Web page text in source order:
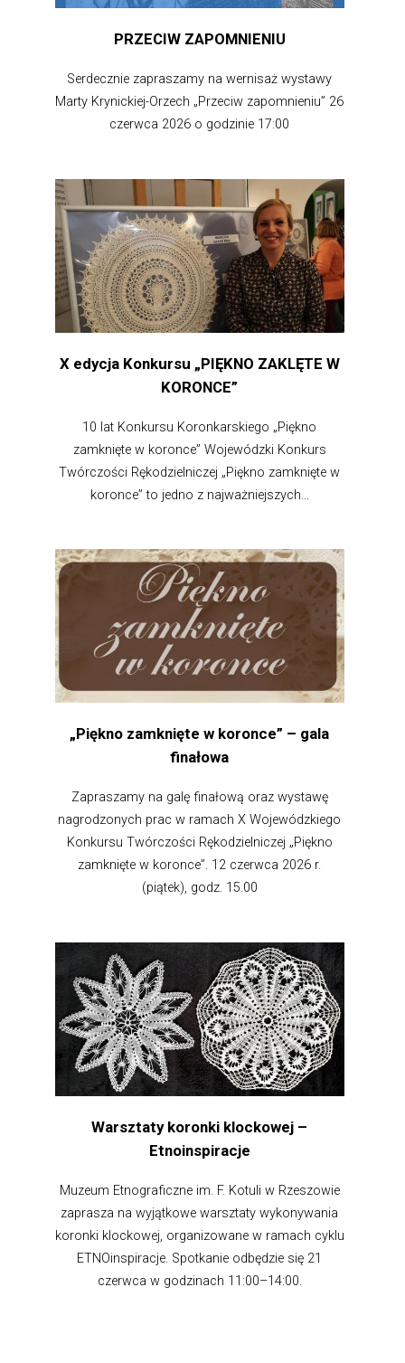
PRZECIW ZAPOMNIENIU
Serdecznie zapraszamy na wernisaż wystawy
Marty Krynickiej-Orzech „Przeciw zapomnieniu” 26
czerwca 2026 o godzinie 17:00
X edycja Konkursu „PIĘKNO ZAKLĘTE W
KORONCE”
10 lat Konkursu Koronkarskiego „Piękno
zamknięte w koronce” Wojewódzki Konkurs
Twórczości Rękodzielniczej „Piękno zamknięte w
koronce” to jedno z najważniejszych...
„Piękno zamknięte w koronce” – gala
finałowa
Zapraszamy na galę finałową oraz wystawę
nagrodzonych prac w ramach X Wojewódzkiego
Konkursu Twórczości Rękodzielniczej „Piękno
zamknięte w koronce”. 12 czerwca 2026 r.
(piątek), godz. 15.00
Warsztaty koronki klockowej –
Etnoinspiracje
Muzeum Etnograficzne im. F. Kotuli w Rzeszowie
zaprasza na wyjątkowe warsztaty wykonywania
koronki klockowej, organizowane w ramach cyklu
ETNOinspiracje. Spotkanie odbędzie się 21
czerwca w godzinach 11:00–14:00.